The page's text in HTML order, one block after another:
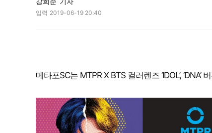
입력 2019-06-19 20:40
메타포SC는 MTPR X BTS 컬러렌즈 ‘IDOL’,